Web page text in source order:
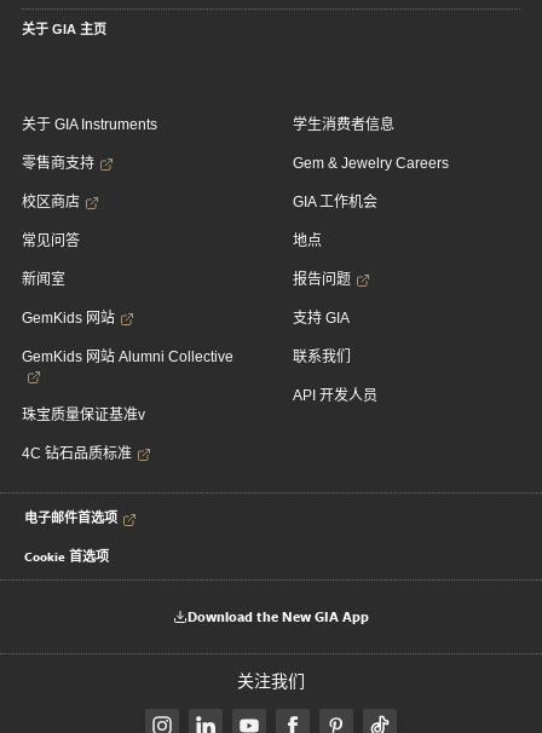
关于 GIA 主页
关于 GIA Instruments
零售商支持
校区商店
常见问答
新闻室
GemKids 网站
GemKids 网站 Alumni Collective
珠宝质量保证基准v
4C 钻石品质标准
学生消费者信息
Gem & Jewelry Careers
GIA 工作机会
地点
报告问题
支持 GIA
联系我们
API 开发人员
电子邮件首选项
Cookie 首选项
Download the New GIA App
关注我们